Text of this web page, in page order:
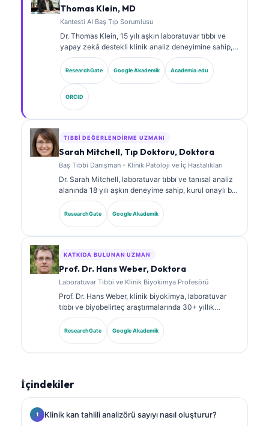
Thomas Klein, MD
Kantesti AI Baş Tıp Sorumlusu
Dr. Thomas Klein, 15 yılı aşkın laboratuvar tıbbı ve
yapay zekâ destekli klinik analiz deneyimine sahip,
kurul onaylı bir klinik hematolog ve dâhiliye
uzmanıdır. Kantesti AI bünyesinde Tıbbi Direktör
olarak, tescilli sinir ağının tıbbi doğruluğuna ilişkin
klinik gözetim sağlar. Dr. Klein, biyobelirteç
yorumlanması ve laboratuvar tıbbı konularında
laboratuvar tanılarına ilişkin kapsamlı yayınlar
yapmıştır.
ResearchGate Google Akademik Academia.edu
ORCID
TIBBI DEĞERLENDIRME UZMANI
Sarah Mitchell, Tıp Doktoru, Doktora
Baş Tıbbi Danışman - Klinik Patoloji ve İç Hastalıkları
Dr. Sarah Mitchell, laboratuvar tıbbı ve tanısal analiz
alanında 18 yılı aşkın deneyime sahip, kurul onaylı bir
klinik patologdur. Klinik kimya alanında uzmanlık
sertifikalarına sahiptir ve klinik uygulamada
biyobelirteç panelleri ile laboratuvar analizi üzerine
ResearchGate Google Akademik
KATKIDA BULUNAN UZMAN
Prof. Dr. Hans Weber, Doktora
Laboratuvar Tıbbi ve Klinik Biyokimya Profesörü
Prof. Dr. Hans Weber, klinik biyokimya, laboratuvar
tıbbı ve biyobelirteç araştırmalarında 30+ yıllık
uzmanlığa sahiptir. Alman Klinik Kimya Derneği’nin
eski Başkanıdır; tanısal panel analizi, biyobelirteç
standardizasyonu ve yapay zeka destekli laboratuvar
ResearchGate Google Akademik
İçindekiler
Klinik kan tahlili analizörü sayıyı nasıl oluşturur?